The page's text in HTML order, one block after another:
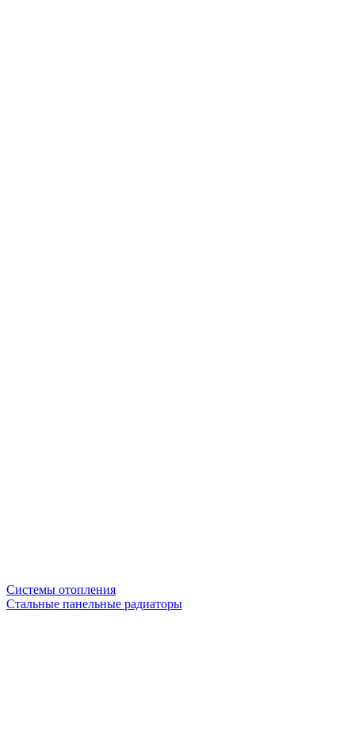
Системы отопления
Стальные панельные радиаторы